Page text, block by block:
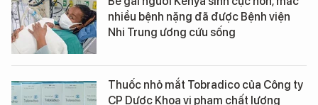
nhiều bệnh nặng đã được Bệnh viện
Nhi Trung ương cứu sống
Thuốc nhỏ mắt Tobradico của Công ty
CP Dược Khoa vi phạm chất lượng